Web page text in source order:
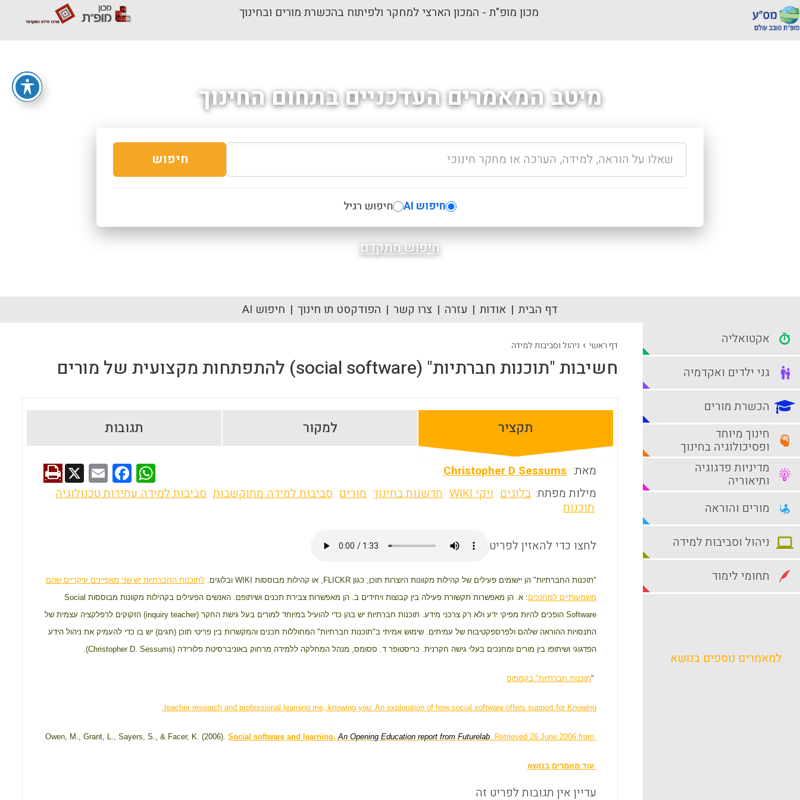
מכון מופ"ת - המכון הארצי למחקר ולפיתוח בהכשרת מורים ובחינוך
מיטב המאמרים העדכניים בתחום החינוך
חיפוש
חיפוש AI חיפוש רגיל
חיפוש מתקדם
דף הבית אודות עזרה צרו קשר הפודקסט תו חינוך חיפוש AI
דף ראשי › ניהול וסביבות למידה
חשיבות "תוכנות חברתיות" (social software) להתפתחות מקצועית של מורים
תקציר למקור תגובות
מאת: Christopher D Sessums
W
h
p
F
a
k
E
m
X
מילות מפתח: בלוגים ויקי WIKI חדשנות בחינוך מורים סביבות למידה מתוקשבות סביבות למידה עתירות טכנולוגיה
תוכנות
לחצו כדי להאזין לפריט
"תוכנות החברתיות" הן יישומים פעילים של קהילות מקוונות היוצרות תוכן, כגון FLICKR , או קהילות מבוססות WIKI ובלוגים. לתוכנות החברתיות יש שני מאפיינים עיקריים שהם
משמעותיים למחנכים: א. הן מאפשרות תקשורת פעילה בין קבוצות ויחידים ב. הן מאפשרות צבירת תכנים ושיתופם. האנשים הפעילים בקהילות מקוונות מבוססות Social
Software הופכים להיות מפיקי ידע ולא רק צרכני מידע. תוכנות חברתיות יש בהן כדי להועיל במיוחד למורים בעל גישת החקר (teacher
inquiry) הזקוקים לרפלקציה עצמית של
התנסויות ההוראה שלהם ולפרספקטיבות של עמיתים. שימוש אמיתי ב"תוכנות חברתיות" המחוללות תכנים והמקשרות בין פריטי תוכן (תגים) יש בו כדי להעמיק את ניהול הידע
הפדגוגי ושיתופו בין מורים ומחנכים בעלי גישה חקרנית. כריסטופר ד. ססומס, מנהל המחלקה ללמידה מרחוק באוניברסיטת פלורידה (Christopher D. Sessums
).
"תוכנות חברתיות" בקמפוס
Knowing
me, knowing you: An exploration of how social software offers support for
teacher research and professional learning
.
Owen, M., Grant, L., Sayers, S., & Facer, K. (2006). Social software and learning. An Opening Education report from Futurelab. Retrieved 26 June 2006 from
עוד מאמרים בנושא
עדיין אין תגובות לפריט זה
אקטואליה
גני ילדים ואקדמיה
הכשרת מורים
חינוך מיוחד
ופסיכולוגיה בחינוך
מדיניות פדגוגיה
ותיאוריה
מורים והוראה
ניהול וסביבות למידה
תחומי לימוד
למאמרים נוספים בנושא